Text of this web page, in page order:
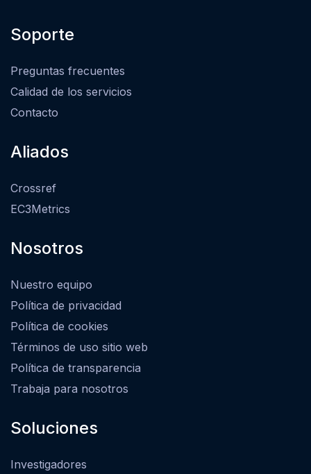
Soporte
Preguntas frecuentes
Calidad de los servicios
Contacto
Aliados
Crossref
EC3Metrics
Nosotros
Nuestro equipo
Política de privacidad
Política de cookies
Términos de uso sitio web
Política de transparencia
Trabaja para nosotros
Soluciones
Investigadores